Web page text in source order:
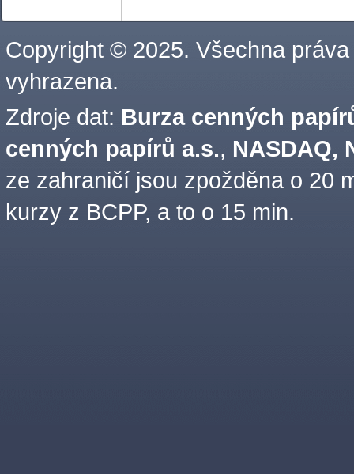
Copyright © 2025. Všechna práva
vyhrazena.
Zdroje dat: Burza cenných
cenných papírů a.s., NASDAQ,
ze zahraničí jsou zpožděna o 20
kurzy z BCPP, a to o 15 min.